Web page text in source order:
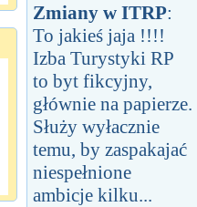
Zmiany w ITRP:
To jakieś jaja !!!!
Izba Turystyki RP
to byt fikcyjny,
głównie na papierze.
Służy wyłacznie
temu, by zaspakajać
niespełnione
ambicje kilku...